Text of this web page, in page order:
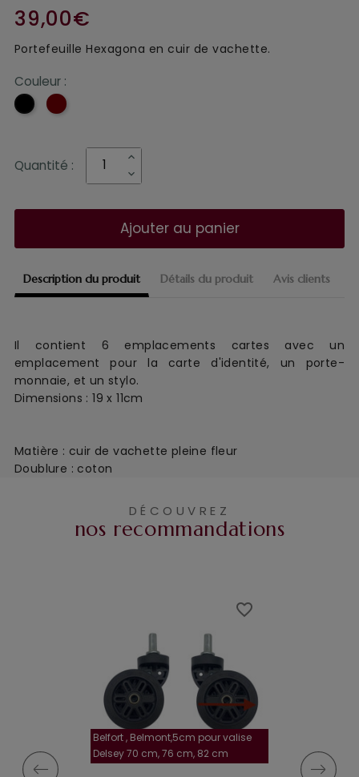
Description du produit Détails du produit Avis clients
Il contient 6 emplacements cartes avec un
emplacement pourla carte d'identité, un porte-
monnaie, et un stylo.
Dimensions : 19 x 11cm
Matière : cuir de vachette pleine fleur
Doublure : coton
39,00€
Portefeuille Hexagona en cuir de vachette.
Couleur :
Noir Rouge
Quantité :
Ajouter au panier
DÉCOUVREZ
nos recommandations
roulette, 4 cm
Belfort , Belmont,5cm pour valise
Delsey 70 cm, 76 cm, 82 cm
favorite_border
A-115segur